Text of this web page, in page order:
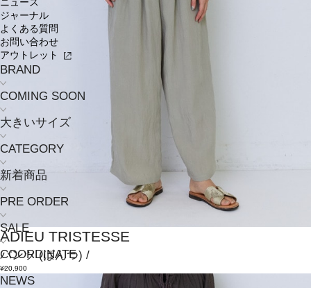
ニュース
ジャーナル
よくある質問
お問い合わせ
アウトレット
BRAND
COMING SOON
大きいサイズ
CATEGORY
新着商品
PRE ORDER
SALE
COORDINATE
NEWS
ADIEU TRISTESSE
パンツ(ぱんつ) /
¥20,900